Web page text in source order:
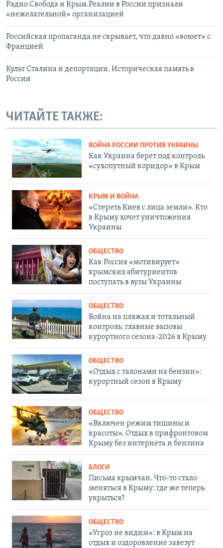
Радио Свобода и Крым.Реалии в России признали
«нежелательной» организацией
Российская пропаганда не скрывает, что давно «воюет» с
Францией
Культ Сталина и депортации. Историческая память в
России
ЧИТАЙТЕ ТАКЖЕ:
ВОЙНА РОССИИ ПРОТИВ УКРАИНЫ
Как Украина берет под контроль
«сухопутный коридор» в Крым
КРЫМ И ВОЙНА
«Стереть Киев с лица земли». Кто
в Крыму хочет уничтожения
Украины
ОБЩЕСТВО
Как Россия «мотивирует»
крымских абитуриентов
поступать в вузы Украины
ОБЩЕСТВО
Война на пляжах и тотальный
контроль: главные вызовы
курортного сезона-2026 в Крыму
ОБЩЕСТВО
«Отдых с талонами на бензин»:
курортный сезон в Крыму
ОБЩЕСТВО
«Включен режим тишины и
красоты». Отдых в прифронтовом
Крыму без интернета и бензина
БЛОГИ
Письма крымчан. Что-то стало
меняться в Крыму: где же теперь
укрыться?
ОБЩЕСТВО
«Угроз не видим»: в Крым на
отдых и оздоровление завезут